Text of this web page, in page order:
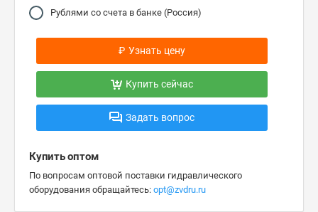
Рублями со счета в банке (Россия)
₽ Узнать цену
Купить сейчас
Задать вопрос
Купить оптом
По вопросам оптовой поставки гидравлического
оборудования обращайтесь: opt@zvdru.ru